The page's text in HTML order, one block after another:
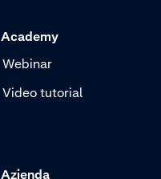
Academy
Webinar
Video tutorial
Azienda